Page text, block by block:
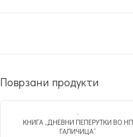
Поврзани продукти
КНИГА „ДНЕВНИ ПЕПЕРУТКИ ВО НП
ГАЛИЧИЦА“